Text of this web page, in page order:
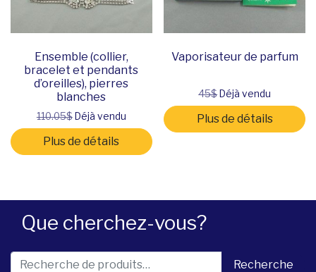
Que cherchez-vous?
Recherche pour : Recherche
Ensemble (collier,
bracelet et pendants
d’oreilles), pierres
blanches
110.05$Déjà vendu
Plus de détails
Vaporisateur de parfum
45$Déjà vendu
Plus de détails